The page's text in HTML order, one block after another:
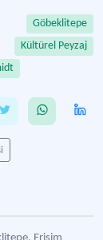
Göbeklitepe
Kültürel Peyzaj